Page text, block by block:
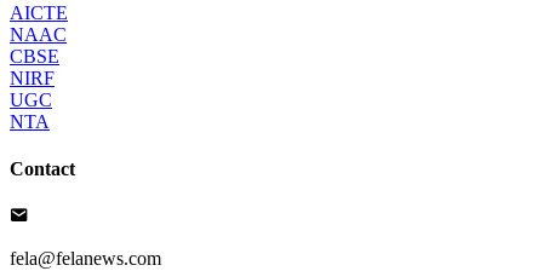
AICTE
NAAC
CBSE
NIRF
UGC
NTA
Contact
fela@felanews.com